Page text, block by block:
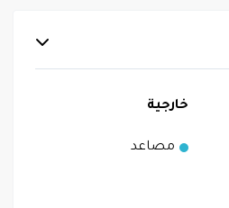
خارجية
مصاعد